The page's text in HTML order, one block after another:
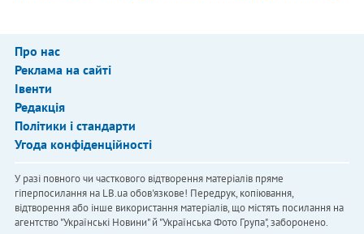
Про нас
Реклама на сайті
Івенти
Редакція
Політики і стандарти
Угода конфіденційності
У разі повного чи часткового відтворення матеріалів пряме
гіперпосилання на LB.ua обов'язкове! Передрук, копіювання,
відтворення або інше використання матеріалів, що містять посилання на
агентство "Українськi Новини" й "Українська Фото Група", заборонено.